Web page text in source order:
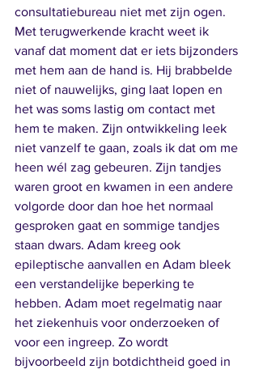
consultatiebureau niet met zijn ogen.
Met terugwerkende kracht weet ik
vanaf dat moment dat er iets bijzonders
met hem aan de hand is. Hij brabbelde
niet of nauwelijks, ging laat lopen en
het was soms lastig om contact met
hem te maken. Zijn ontwikkeling leek
niet vanzelf te gaan, zoals ik dat om me
heen wél zag gebeuren. Zijn tandjes
waren groot en kwamen in een andere
volgorde door dan hoe het normaal
gesproken gaat en sommige tandjes
staan dwars. Adam kreeg ook
epileptische aanvallen en Adam bleek
een verstandelijke beperking te
hebben. Adam moet regelmatig naar
het ziekenhuis voor onderzoeken of
voor een ingreep. Zo wordt
bijvoorbeeld zijn botdichtheid goed in